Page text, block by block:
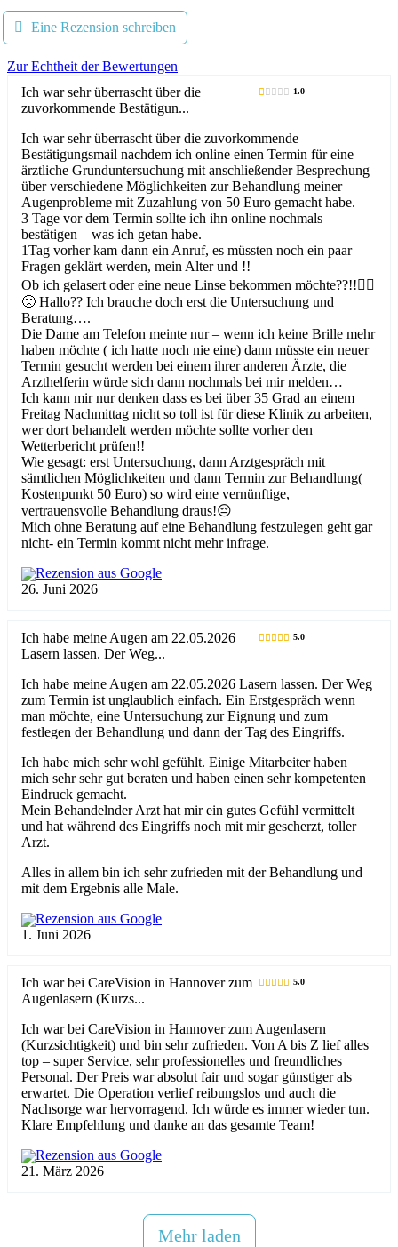
Eine Rezension schreiben
Zur Echtheit der Bewertungen
Ich war sehr überrascht über die
zuvorkommende Bestätigun...
1.0
Ich war sehr überrascht über die zuvorkommende
Bestätigungsmail nachdem ich online einen Termin für eine
ärztliche Grunduntersuchung mit anschließender Besprechung
über verschiedene Möglichkeiten zur Behandlung meiner
Augenprobleme mit Zuzahlung von 50 Euro gemacht habe.
3 Tage vor dem Termin sollte ich ihn online nochmals
bestätigen – was ich getan habe.
1Tag vorher kam dann ein Anruf, es müssten noch ein paar
Fragen geklärt werden, mein Alter und !!
Ob ich gelasert oder eine neue Linse bekommen möchte??!!🤷‍♀️
🙁 Hallo?? Ich brauche doch erst die Untersuchung und
Beratung….
Die Dame am Telefon meinte nur – wenn ich keine Brille mehr
haben möchte ( ich hatte noch nie eine) dann müsste ein neuer
Termin gesucht werden bei einem ihrer anderen Ärzte, die
Arzthelferin würde sich dann nochmals bei mir melden…
Ich kann mir nur denken dass es bei über 35 Grad an einem
Freitag Nachmittag nicht so toll ist für diese Klinik zu arbeiten,
wer dort behandelt werden möchte sollte vorher den
Wetterbericht prüfen!!
Wie gesagt: erst Untersuchung, dann Arztgespräch mit
sämtlichen Möglichkeiten und dann Termin zur Behandlung(
Kostenpunkt 50 Euro) so wird eine vernünftige,
vertrauensvolle Behandlung draus!😔
Mich ohne Beratung auf eine Behandlung festzulegen geht gar
nicht- ein Termin kommt nicht mehr infrage.
Rezension aus Google
26. Juni 2026
Ich habe meine Augen am 22.05.2026
Lasern lassen. Der Weg...
5.0
Ich habe meine Augen am 22.05.2026 Lasern lassen. Der Weg
zum Termin ist unglaublich einfach. Ein Erstgespräch wenn
man möchte, eine Untersuchung zur Eignung und zum
festlegen der Behandlung und dann der Tag des Eingriffs.
Ich habe mich sehr wohl gefühlt. Einige Mitarbeiter haben
mich sehr sehr gut beraten und haben einen sehr kompetenten
Eindruck gemacht.
Mein Behandelnder Arzt hat mir ein gutes Gefühl vermittelt
und hat während des Eingriffs noch mit mir gescherzt, toller
Arzt.
Alles in allem bin ich sehr zufrieden mit der Behandlung und
mit dem Ergebnis alle Male.
Rezension aus Google
1. Juni 2026
Ich war bei CareVision in Hannover zum
Augenlasern (Kurzs...
5.0
Ich war bei CareVision in Hannover zum Augenlasern
(Kurzsichtigkeit) und bin sehr zufrieden. Von A bis Z lief alles
top – super Service, sehr professionelles und freundliches
Personal. Der Preis war absolut fair und sogar günstiger als
erwartet. Die Operation verlief reibungslos und auch die
Nachsorge war hervorragend. Ich würde es immer wieder tun.
Klare Empfehlung und danke an das gesamte Team!
Rezension aus Google
21. März 2026
Mehr laden